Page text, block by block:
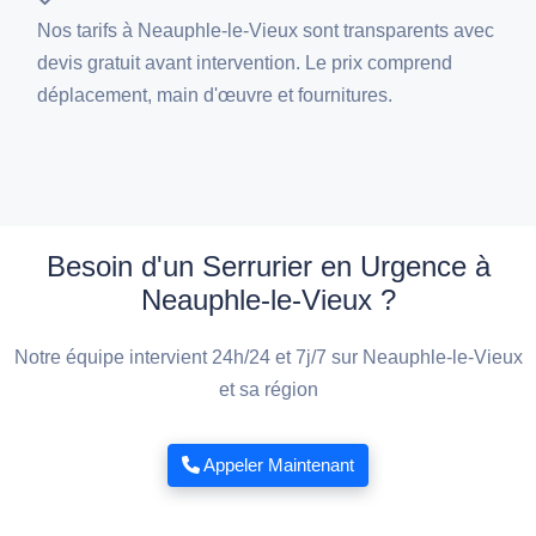
Nos tarifs à Neauphle-le-Vieux sont transparents avec
devis gratuit avant intervention. Le prix comprend
déplacement, main d'œuvre et fournitures.
Besoin d'un Serrurier en Urgence à
Neauphle-le-Vieux ?
Notre équipe intervient 24h/24 et 7j/7 sur Neauphle-le-Vieux
et sa région
Appeler Maintenant